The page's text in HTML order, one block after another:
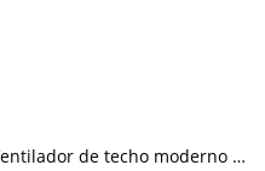
Ventilador de techo moderno de montaje al ras con luz LED, motor DC silencioso y control remoto